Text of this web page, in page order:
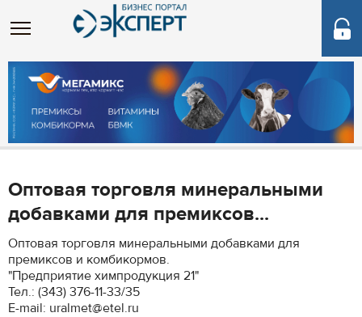
Оптовая торговля минеральными
добавками для премиксов...
Оптовая торговля минеральными добавками для
премиксов и комбикормов.
"Предприятие химпродукция 21"
Тел.: (343) 376-11-33/35
E-mail: uralmet@etel.ru